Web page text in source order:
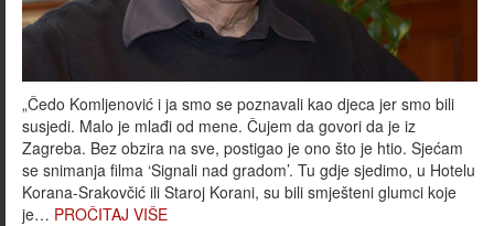
„Čedo Komljenović i ja smo se poznavali kao djeca jer smo bili
susjedi. Malo je mlađi od mene. Čujem da govori da je iz
Zagreba. Bez obzira na sve, postigao je ono što je htio. Sjećam
se snimanja filma ‘Signali nad gradom’. Tu gdje sjedimo, u Hotelu
Korana-Srakovčić ili Staroj Korani, su bili smješteni glumci koje
je… PROČITAJ VIŠE